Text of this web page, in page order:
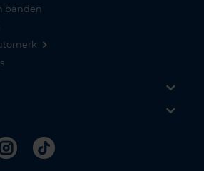
banden
Instagram
Tiktok